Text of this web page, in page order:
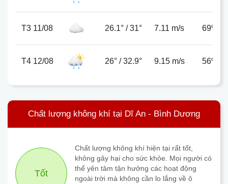
T3 11/08 26.1° /31° 7.11 m/s 69%
T4 12/08 26° /32.9° 9.15 m/s 56%
Chất lượng không khí tại Dĩ An - Bình Dương
Tốt
Chất lượng không khí hiện tại rất tốt,
không gây hại cho sức khỏe. Mọi người có
thể yên tâm tận hưởng các hoạt động
ngoài trời mà không cần lo lắng về ô